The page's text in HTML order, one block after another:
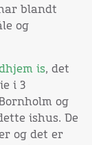
blandt
og
is, det
i 3
og
ishus. De
og det er